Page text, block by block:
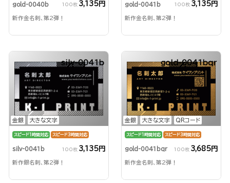
gold-0040b 100枚 3,135円
新作金名刺、第2弾！
gold-0041b 100枚 3,135円
新作金名刺、第2弾！
金銀 大きな文字
silv-0041b
スピード1時間対応 スピード3時間対応
silv-0041b 100枚 3,135円
新作銀名刺、第2弾！
金銀 大きな文字 QRコード
gold-0041bqr
スピード1時間対応 スピード3時間対応
gold-0041bqr 100枚 3,685円
新作金名刺、第2弾！